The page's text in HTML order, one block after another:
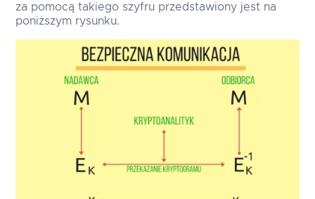
za pomocą takiego szyfru przedstawiony jest na
poniższym rysunku.